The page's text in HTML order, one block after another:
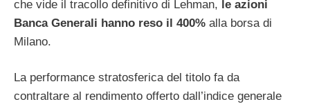
che vide il tracollo definitivo di Lehman, le azioni
Banca Generali hanno reso il 400% alla borsa di
Milano.
La performance stratosferica del titolo fa da
contraltare al rendimento offerto dall’indice generale